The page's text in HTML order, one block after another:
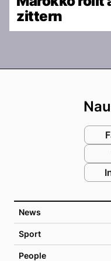
zittern
News
Sport
People